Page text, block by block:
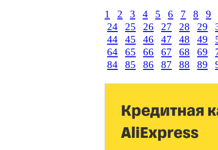
1 2 3 4 5 6 7 8
9
24
25 26 27 28 29
44
45 46 47 48 49
64
65 66 67 68 69
84
85 86 87 88 89